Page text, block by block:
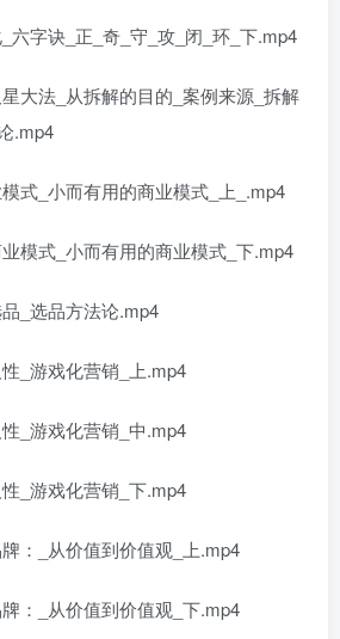
六字诀_正_奇_守_攻_闭_环_下.mp4
大法_从拆解的目的_案例来源_拆解
.mp4
式_小而有用的商业模式_上_.mp4
模式_小而有用的商业模式_下.mp4
_选品方法论.mp4
_游戏化营销_上.mp4
_游戏化营销_中.mp4
_游戏化营销_下.mp4
：_从价值到价值观_上.mp4
：_从价值到价值观_下.mp4